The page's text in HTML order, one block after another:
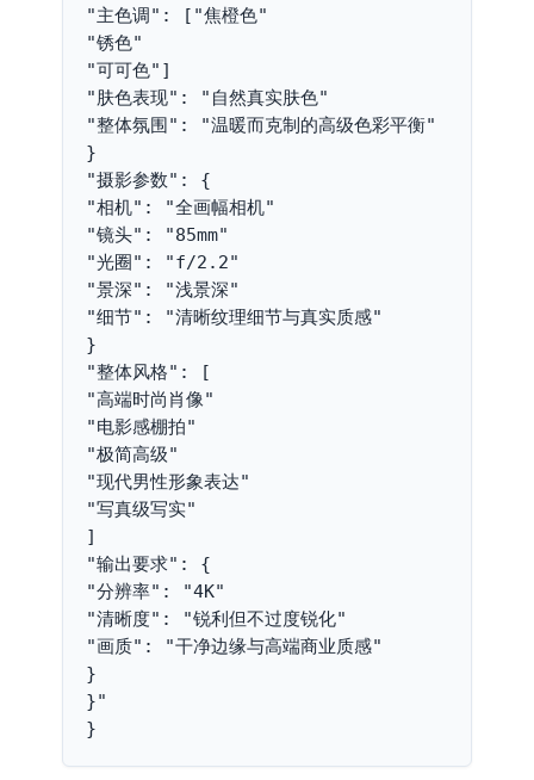
"主色调": ["焦橙色"
"锈色"
"可可色"]
"肤色表现": "自然真实肤色"
"整体氛围": "温暖而克制的高级色彩平衡"
}
"摄影参数": {
"相机": "全画幅相机"
"镜头": "85mm"
"光圈": "f/2.2"
"景深": "浅景深"
"细节": "清晰纹理细节与真实质感"
}
"整体风格": [
"高端时尚肖像"
"电影感棚拍"
"极简高级"
"现代男性形象表达"
"写真级写实"
]
"输出要求": {
"分辨率": "4K"
"清晰度": "锐利但不过度锐化"
"画质": "干净边缘与高端商业质感"
}
}"
}